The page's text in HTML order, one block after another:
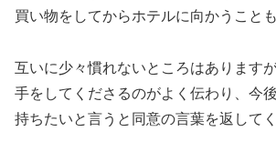
買い物をしてからホテルに向かうこと
互いに少々慣れないところはあります
手をしてくださるのがよく伝わり、今
持ちたいと言うと同意の言葉を返してく